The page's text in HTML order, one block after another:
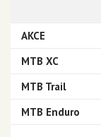
AKCE
MTB XC
MTB Trail
MTB Enduro